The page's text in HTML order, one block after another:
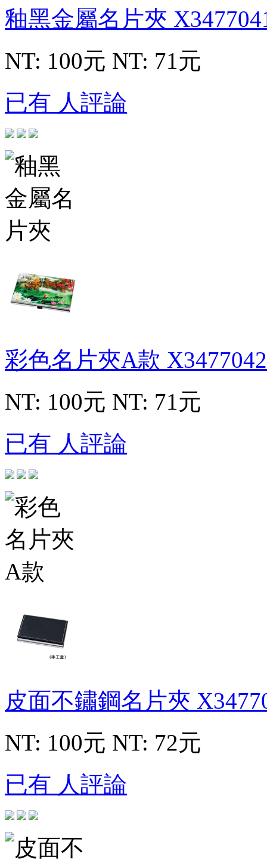
釉黑金屬名片夾
NT: 100元 NT: 71元
已有 人評論
彩色名片夾A款
NT: 100元 NT: 71元
已有 人評論
皮面不鏽鋼名片夾
NT: 100元 NT: 72元
已有 人評論